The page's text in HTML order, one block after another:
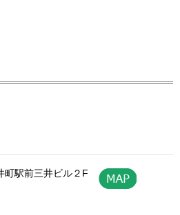
町駅前三井ビル２F